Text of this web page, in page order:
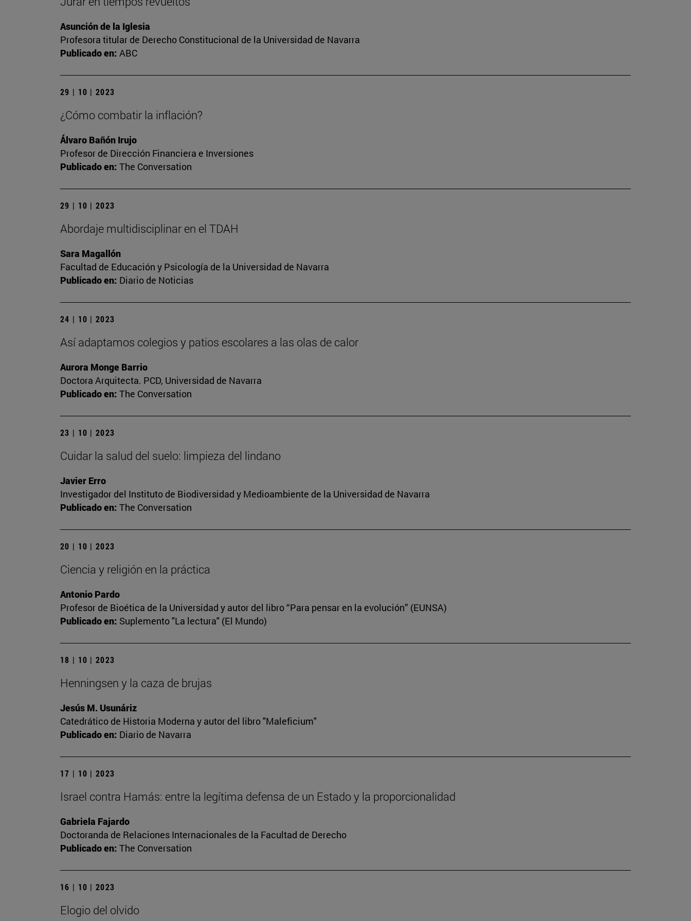
Asunción de la Iglesia
Profesora titular de Derecho Constitucional de la Universidad de Navarra
Publicado en: ABC
29 | 10 | 2023
¿Cómo combatir la inflación?
Álvaro Bañón Irujo
Profesor de Dirección Financiera e Inversiones
Publicado en: The Conversation
29 | 10 | 2023
Abordaje multidisciplinar en el TDAH
Sara Magallón
Facultad de Educación y Psicología de la Universidad de Navarra
Publicado en: Diario de Noticias
24 | 10 | 2023
Así adaptamos colegios y patios escolares a las olas de calor
Aurora Monge Barrio
Doctora Arquitecta. PCD, Universidad de Navarra
Publicado en: The Conversation
23 | 10 | 2023
Cuidar la salud del suelo: limpieza del lindano
Javier Erro
Investigador del Instituto de Biodiversidad y Medioambiente de la Universidad de Navarra
Publicado en: The Conversation
20 | 10 | 2023
Ciencia y religión en la práctica
Antonio Pardo
Profesor de Bioética de la Universidad y autor del libro “Para pensar en la evolución” (EUNSA)
Publicado en: Suplemento "La lectura" (El Mundo)
18 | 10 | 2023
Henningsen y la caza de brujas
Jesús M. Usunáriz
Catedrático de Historia Moderna y autor del libro "Maleficium"
Publicado en: Diario de Navarra
17 | 10 | 2023
Israel contra Hamás: entre la legítima defensa de un Estado y la proporcionalidad
Gabriela Fajardo
Doctoranda de Relaciones Internacionales de la Facultad de Derecho
Publicado en: The Conversation
16 | 10 | 2023
Elogio del olvido